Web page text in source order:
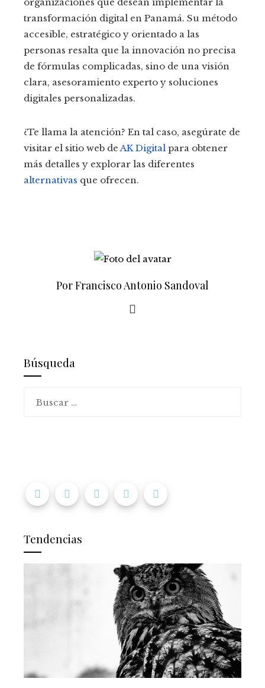
transformación digital en Panamá. Su método
accesible, estratégico y orientado a las
personas resalta que la innovación no precisa
de fórmulas complicadas, sino de una visión
clara, asesoramiento experto y soluciones
digitales personalizadas.
¿Te llama la atención? En tal caso, asegúrate de
visitar el sitio web deAK Digital para obtener
más detalles y explorar las diferentes
alternativas que ofrecen.
Por Francisco Antonio Sandoval
Búsqueda
Tendencias